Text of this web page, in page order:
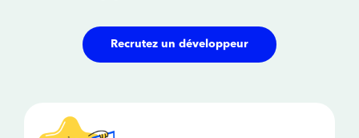
Recrutez un développeur